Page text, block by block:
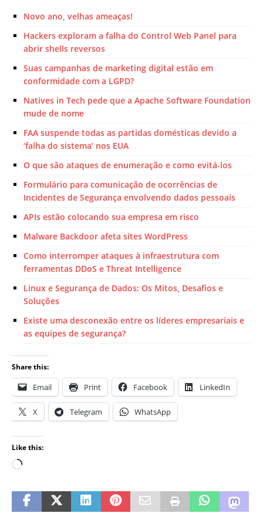
Novo ano, velhas ameaças!
Hackers exploram a falha do Control Web Panel para
abrir shells reversos
Suas campanhas de marketing digital estão em
conformidade com a LGPD?
Natives in Tech pede que a Apache Software Foundation
mude de nome
FAA suspende todas as partidas domésticas devido a
‘falha do sistema’ nos EUA
O que são ataques de enumeração e como evitá-los
Formulário para comunicação de ocorrências de
Incidentes de Segurança envolvendo dados pessoais
APIs estão colocando sua empresa em risco
Malware Backdoor afeta sites WordPress
Como interromper ataques à infraestrutura com
ferramentas DDoS e Threat Intelligence
Linux e Segurança de Dados: Os Mitos, Desafios e
Soluções
Existe uma desconexão entre os líderes empresariais e
as equipes de segurança?
Share this:
Email Print Facebook LinkedIn
X Telegram WhatsApp
Like this: